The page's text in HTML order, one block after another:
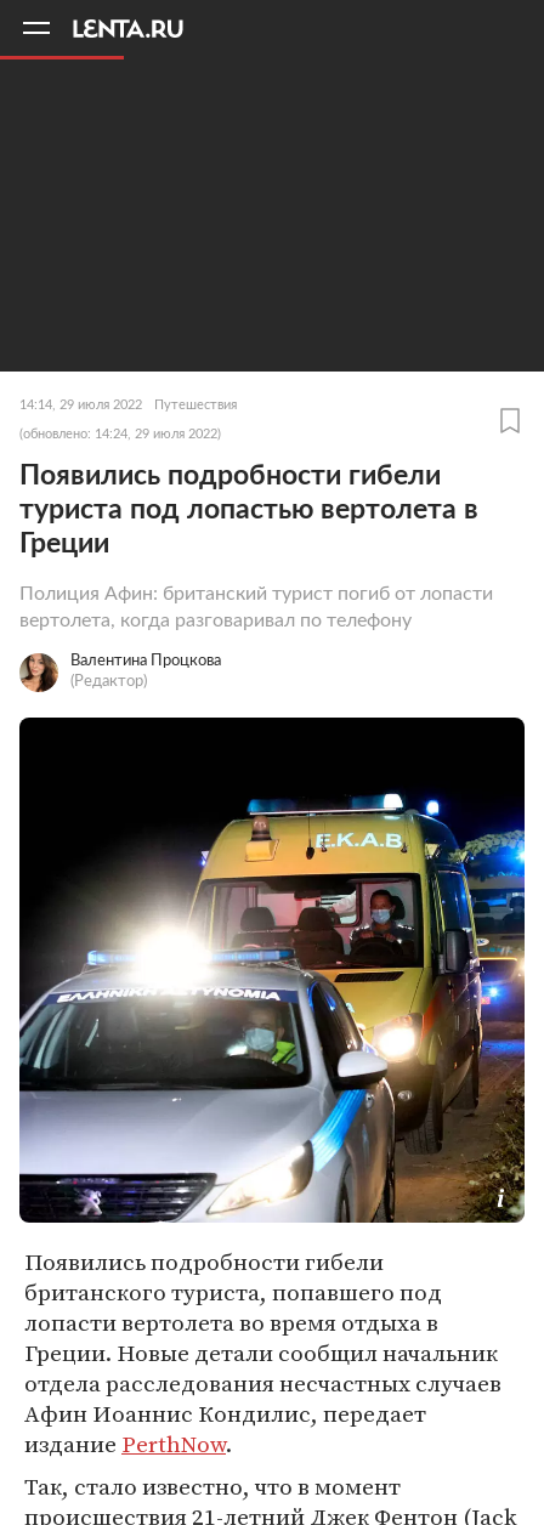
14:14, 29 июля 2022 Путешествия
(обновлено: 14:24, 29 июля 2022)
Появились подробности гибели
туриста под лопастью вертолета в
Греции
Полиция Афин: британский турист погиб от лопасти
вертолета, когда разговаривал по телефону
Валентина Процкова
(Редактор)
Появились подробности гибели
британского туриста, попавшего под
лопасти вертолета во время отдыха в
Греции. Новые детали сообщил начальник
отдела расследования несчастных случаев
Афин Иоаннис Кондилис, передает
издание PerthNow.
Так, стало известно, что в момент
происшествия 21-летний Джек Фентон (Jack